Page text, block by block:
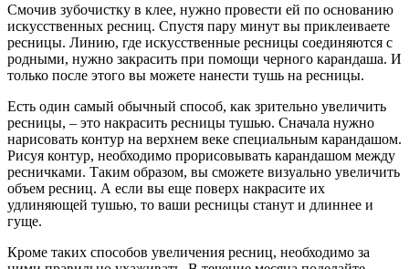
Смочив зубочистку в клее, нужно провести ей по основанию
искусственных ресниц. Спустя пару минут вы приклеиваете
ресницы. Линию, где искусственные ресницы соединяются с
родными, нужно закрасить при помощи черного карандаша. И
только после этого вы можете нанести тушь на ресницы.
Есть один самый обычный способ, как зрительно увеличить
ресницы, – это накрасить ресницы тушью. Сначала нужно
нарисовать контур на верхнем веке специальным карандашом.
Рисуя контур, необходимо прорисовывать карандашом между
ресничками. Таким образом, вы сможете визуально увеличить
объем ресниц. А если вы еще поверх накрасите их
удлиняющей тушью, то ваши ресницы станут и длиннее и
гуще.
Кроме таких способов увеличения ресниц, необходимо за